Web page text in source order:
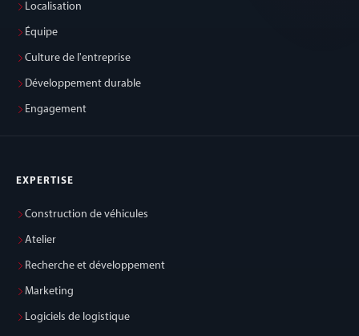
Localisation
Équipe
Culture de l'entreprise
Développement durable
Engagement
EXPERTISE
Construction de véhicules
Atelier
Recherche et développement
Marketing
Logiciels de logistique